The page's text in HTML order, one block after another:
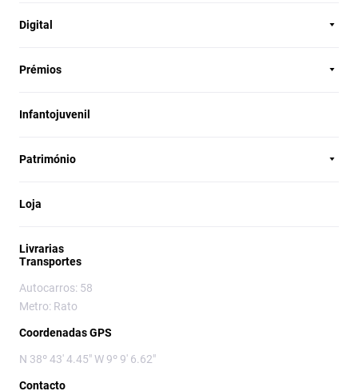
Digital
Prémios
Infantojuvenil
Património
Loja
Livrarias
Transportes
Autocarros: 58
Metro: Rato
Coordenadas GPS
N 38º 43' 4.45" W 9º 9' 6.62"
Contacto